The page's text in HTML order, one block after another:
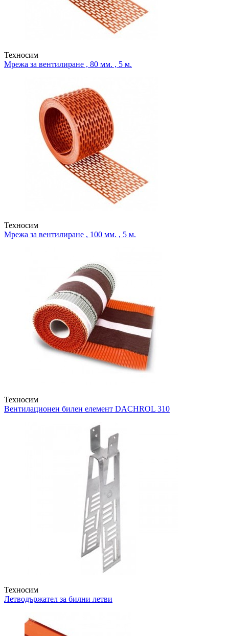
Техносим
Мрежа за вентилиране , 80 мм. , 5 м.
Техносим
Мрежа за вентилиране , 100 мм. , 5 м.
Техносим
Вентилационен билен елемент DACHROL 310
Техносим
Летводържател за билни летви